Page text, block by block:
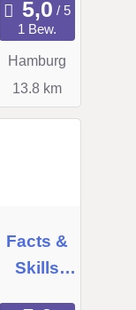
1 Bew.
Hamburg
13.8 km
Facts &
Skills